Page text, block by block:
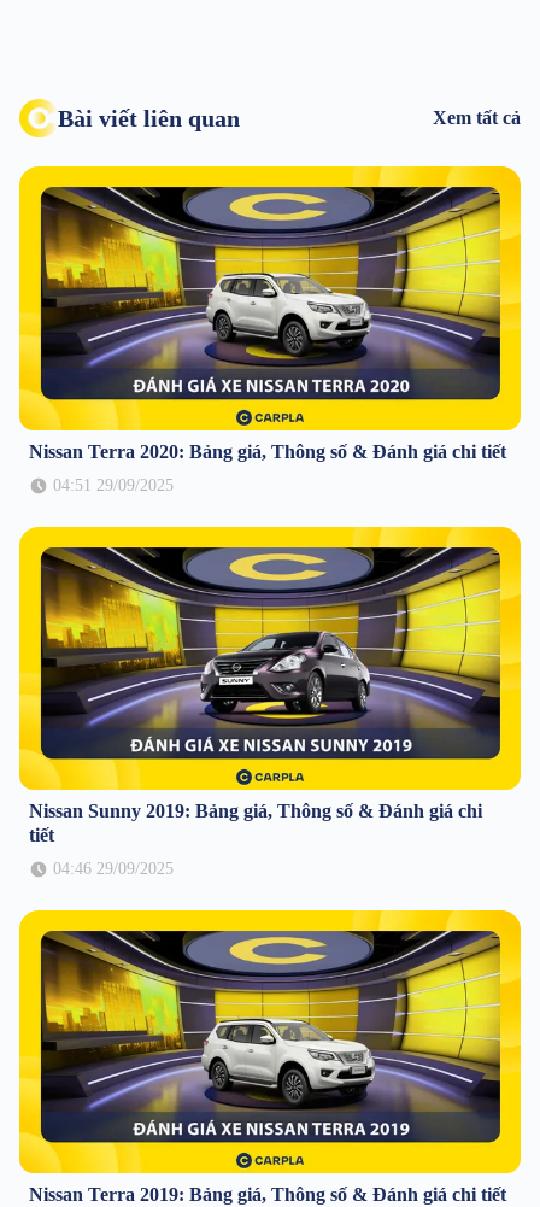
Bài viết liên quan Xem tất cả
Nissan Terra 2020: Bảng giá, Thông số & Đánh giá chi tiết
04:51 29/09/2025
Nissan Sunny 2019: Bảng giá, Thông số & Đánh giá chi
tiết
04:46 29/09/2025
Nissan Terra 2019: Bảng giá, Thông số & Đánh giá chi tiết